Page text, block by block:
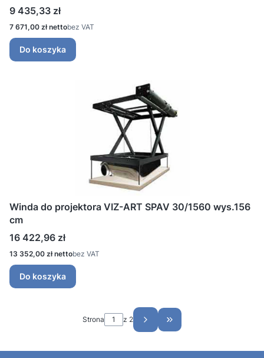
Cena
9 435,33 zł
Cena
7 671,00 zł bez VAT
Do koszyka
Winda do projektora VIZ-ART SPAV 30/1560 wys.156
cm
Cena
16 422,96 zł
Cena
13 352,00 zł bez VAT
Do koszyka
Strona z 2 Przejdź do ostatniej